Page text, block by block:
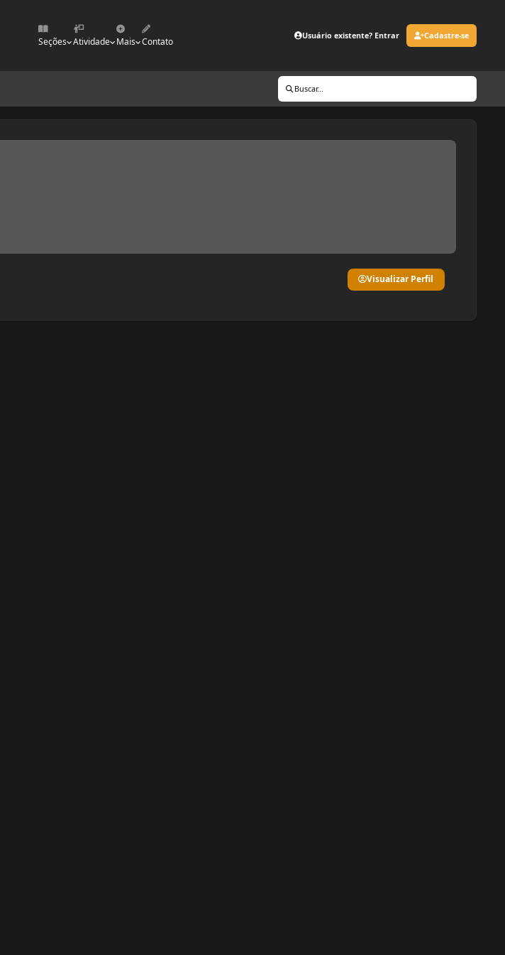
Seções Atividade Mais Contato
Usuário existente? Entrar Cadastre-se
Buscar...
Visualizar Perfil